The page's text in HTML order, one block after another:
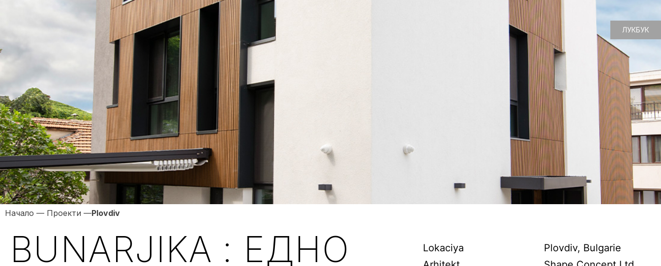
Начало — Проекти —Plovdiv
BUNARJIKA : ЕДНО
Lokaciya
Plovdiv, Bulgarie
ЛУКБУК